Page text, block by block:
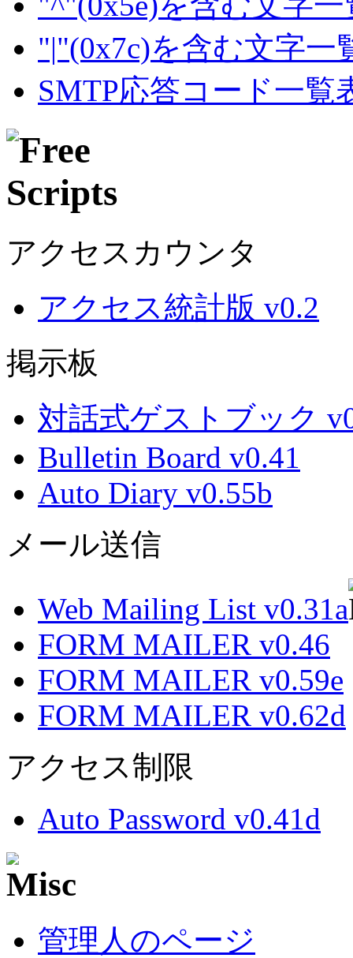
"|"(0x7c)を含む文字一
SMTP応答コード一覧
アクセスカウンタ
アクセス統計版 v0.2
掲示板
対話式ゲストブック
Bulletin Board v0.41
Auto Diary v0.55b
メール送信
Web Mailing List v0.31a
FORM MAILER v0.46
FORM MAILER v0.59e
FORM MAILER v0.62d
アクセス制限
Auto Password v0.41d
管理人のページ